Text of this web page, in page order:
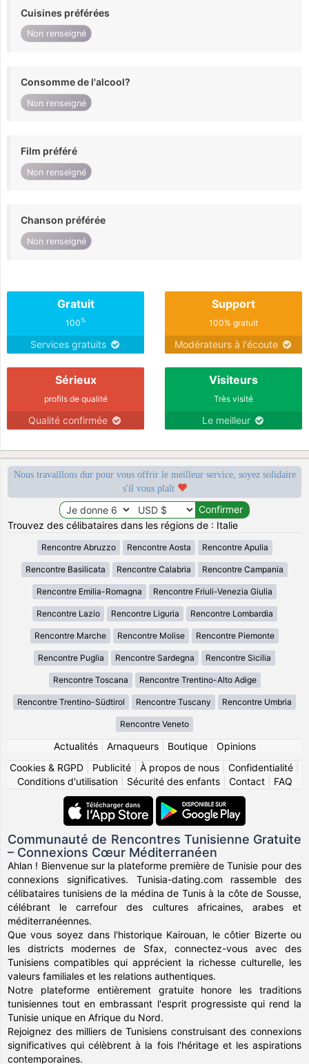
Cuisines préférées
Non renseigné
Consomme de l'alcool?
Non renseigné
Film préféré
Non renseigné
Chanson préférée
Non renseigné
Gratuit
100%
Services gratuits
Support
100% gratuit
Modérateurs à l'écoute
Sérieux
profils de qualité
Qualité confirmée
Visiteurs
Très visité
Le meilleur
Nous travaillons dur pour vous offrir le meilleur service, soyez solidaire
s'il vous plaît
Trouvez des célibataires dans les régions de : Italie
Rencontre Abruzzo Rencontre Aosta Rencontre Apulia
Rencontre Basilicata Rencontre Calabria Rencontre Campania
Rencontre Emilia-Romagna Rencontre Friuli-Venezia Giulia
Rencontre Lazio Rencontre Liguria Rencontre Lombardia
Rencontre Marche Rencontre Molise Rencontre Piemonte
Rencontre Puglia Rencontre Sardegna Rencontre Sicilia
Rencontre Toscana Rencontre Trentino-Alto Adige
Rencontre Trentino-Südtirol Rencontre Tuscany Rencontre Umbria
Rencontre Veneto
Actualités| Arnaqueurs| Boutique| Opinions
Cookies & RGPD
Publicité À propos de nous Confidentialité
Conditions d'utilisation| Sécurité des enfants| Contact| FAQ
Communauté de Rencontres Tunisienne Gratuite
– Connexions Cœur Méditerranéen
Ahlan ! Bienvenue sur la plateforme première de Tunisie pour des
connexions significatives. Tunisia-dating.com rassemble des
célibataires tunisiens de la médina de Tunis à la côte de Sousse,
célébrant le carrefour des cultures africaines, arabes et
méditerranéennes.
Que vous soyez dans l'historique Kairouan, le côtier Bizerte ou
les districts modernes de Sfax, connectez-vous avec des
Tunisiens compatibles qui apprécient la richesse culturelle, les
valeurs familiales et les relations authentiques.
Notre plateforme entièrement gratuite honore les traditions
tunisiennes tout en embrassant l'esprit progressiste qui rend la
Tunisie unique en Afrique du Nord.
Rejoignez des milliers de Tunisiens construisant des connexions
significatives qui célèbrent à la fois l'héritage et les aspirations
contemporaines.